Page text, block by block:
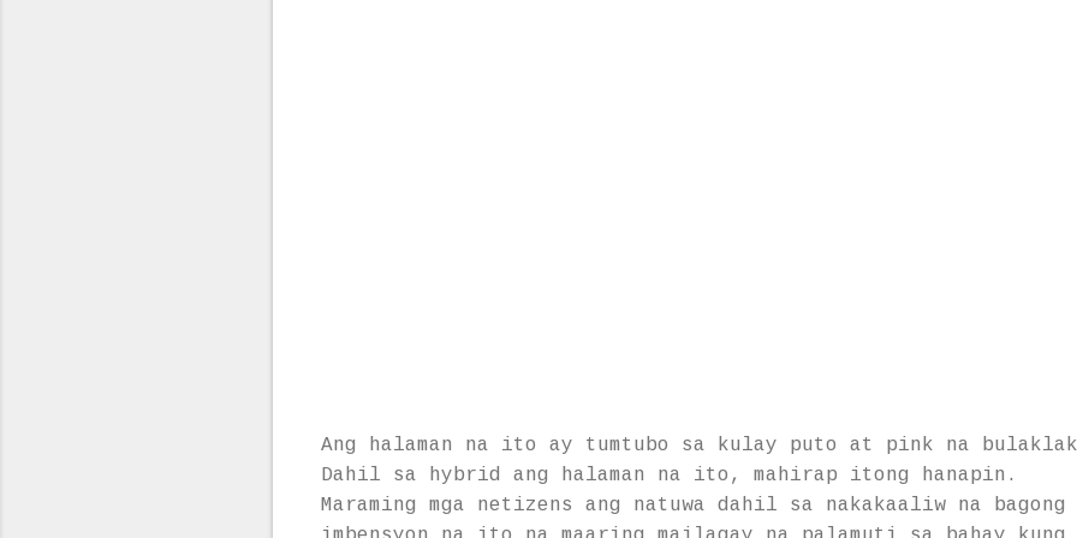
Ang halaman na ito ay tumtubo sa kulay puto at pink na
Dahil sa hybrid ang halaman na ito, mahirap itong hanapin.
Maraming mga netizens ang natuwa dahil sa nakakaaliw na bagong